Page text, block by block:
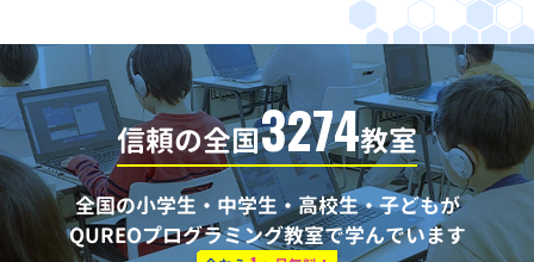
信頼の全国3274教室
全国の小学生・中学生・高校生・子どもが
QUREOプログラミング教室で学んでいます